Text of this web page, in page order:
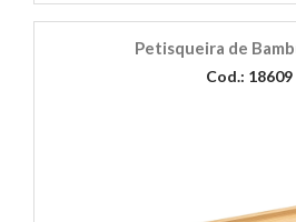
Petisqueira de
Cod.: 18609